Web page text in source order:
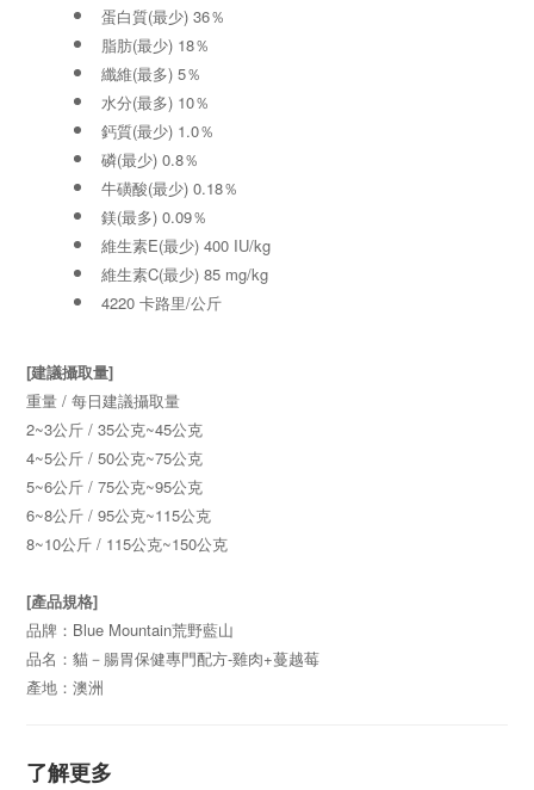
蛋白質(最少) 36％
脂肪(最少) 18％
纖維(最多) 5％
水分(最多) 10％
鈣質(最少) 1.0％
磷(最少) 0.8％
牛磺酸(最少) 0.18％
鎂(最多) 0.09％
維生素E(最少) 400 IU/kg
維生素C(最少) 85 mg/kg
4220 卡路里/公斤
[建議攝取量]
重量 / 每日建議攝取量
2~3公斤 / 35公克~45公克
4~5公斤 / 50公克~75公克
5~6公斤 / 75公克~95公克
6~8公斤 / 95公克~115公克
8~10公斤 / 115公克~150公克
[產品規格]
品牌：Blue Mountain荒野藍山
品名：貓－腸胃保健專門配方-雞肉+蔓越莓
產地：澳洲
了解更多